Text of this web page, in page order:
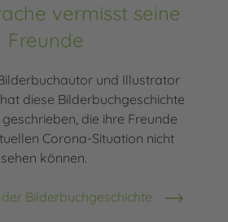
vermisst seine
Freunde
und Illustrator
diese Bilderbuchgeschichte
die ihre Freunde
Corona-Situation nicht
sehen können.
Bilderbuchgeschichte